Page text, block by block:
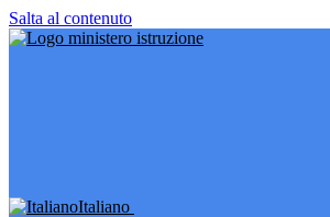
Salta al contenuto
Italiano